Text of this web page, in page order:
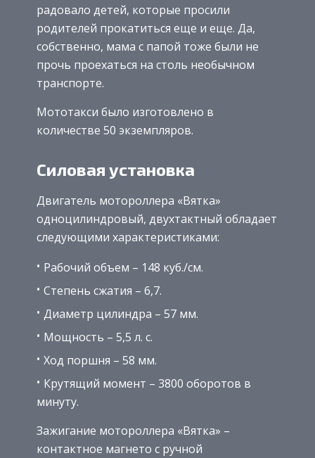
радовало детей, которые просили
родителей прокатиться еще и еще. Да,
собственно, мама с папой тоже были не
прочь проехаться на столь необычном
транспорте.
Мототакси было изготовлено в
количестве 50 экземпляров.
Силовая установка
Двигатель мотороллера «Вятка»
одноцилиндровый, двухтактный обладает
следующими характеристиками:
Рабочий объем – 148 куб./см.
Степень сжатия – 6,7.
Диаметр цилиндра – 57 мм.
Мощность – 5,5 л. с.
Ход поршня – 58 мм.
Крутящий момент – 3800 оборотов в
минуту.
Зажигание мотороллера «Вятка» –
контактное магнето с ручной